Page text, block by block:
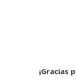
¡Gracias